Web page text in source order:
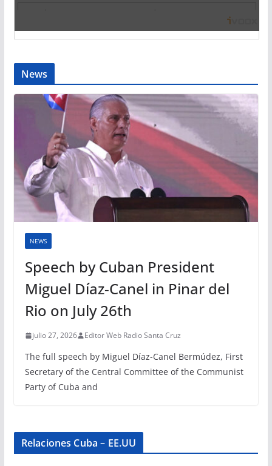
News
NEWS
Speech by Cuban President
Miguel Díaz-Canel in Pinar del
Rio on July 26th
julio 27, 2026 Editor Web Radio Santa Cruz
The full speech by Miguel Díaz-Canel Bermúdez, First
Secretary of the Central Committee of the Communist
Party of Cuba and
Relaciones Cuba – EE.UU